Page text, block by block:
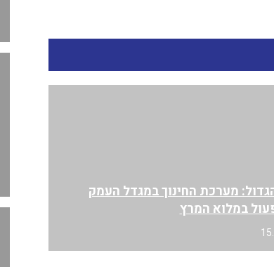
מערכת החינוך במגדל העמק
במלוא המרץ